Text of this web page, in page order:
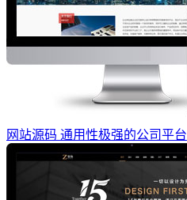
网站源码 通用性极强的公司平台